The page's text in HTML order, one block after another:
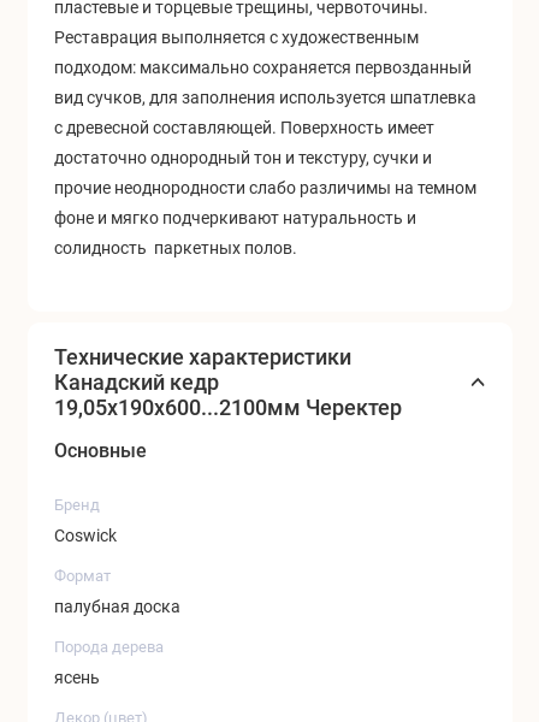
пластевые и торцевые трещины, червоточины.
Реставрация выполняется с художественным
подходом: максимально сохраняется первозданный
вид сучков, для заполнения используется шпатлевка
с древесной составляющей. Поверхность имеет
достаточно однородный тон и текстуру, сучки и
прочие неоднородности слабо различимы на темном
фоне и мягко подчеркивают натуральность и
солидность паркетных полов.
Технические характеристики
Канадский кедр
19,05x190x600...2100мм Черектер
Основные
Бренд
Coswick
Формат
палубная доска
Порода дерева
ясень
Декор (цвет)